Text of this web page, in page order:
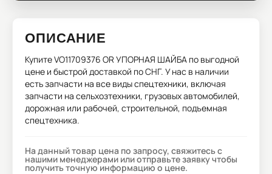
ОПИСАНИЕ
КупитеVO11709376 OR УПОРНАЯ ШАЙБА по выгодной
цене и быстрой доставкой по СНГ. У нас в наличии
есть запчасти на все виды спецтехники, включая
запчасти на сельхозтехники, грузовых автомобилей,
дорожная или рабочей, строительной, подъемная
спецтехника.
На данный товар цена по запросу, свяжитесь с
нашими менеджерами или отправьте заявку чтобы
получить точную информацию о цене.